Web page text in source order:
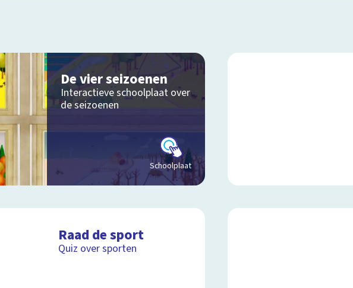
De vier seizoenen
Interactieve schoolplaat over
de seizoenen
Schoolplaat
Raad de sport
Quiz over sporten